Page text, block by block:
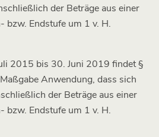
der Beträge aus einer
bzw. Endstufe um 1 v. H.
2015 bis 30. Juni 2019 findet §
Anwendung, dass sich
der Beträge aus einer
bzw. Endstufe um 1 v. H.